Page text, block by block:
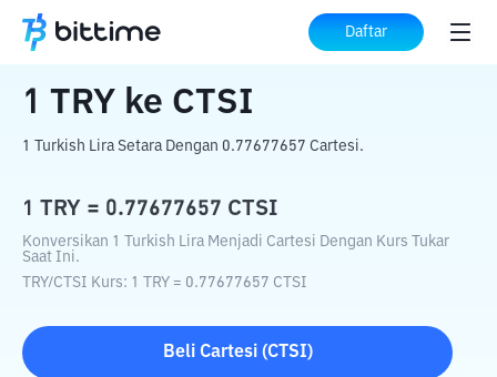
Daftar
Beranda Konverter Kripto ke CTSI
1 TRY ke CTSI
1 Turkish Lira Setara Dengan 0.77677657 Cartesi.
1 TRY = 0.77677657 CTSI
Konversikan 1 Turkish Lira Menjadi Cartesi Dengan Kurs Tukar
Saat Ini.
TRY/CTSI Kurs: 1 TRY = 0.77677657 CTSI
Beli Cartesi(CTSI)